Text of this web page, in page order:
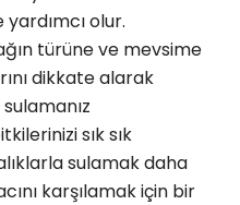
olur.
türüne ve mevsime
dikkate alarak
sık sık
sulamak daha
karşılamak için bir